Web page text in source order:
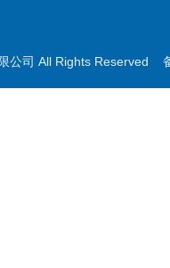
公司 All Rights Reserved